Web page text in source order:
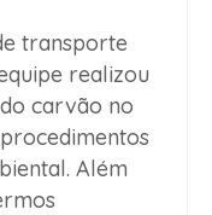
transporte
realizou
carvão no
Além